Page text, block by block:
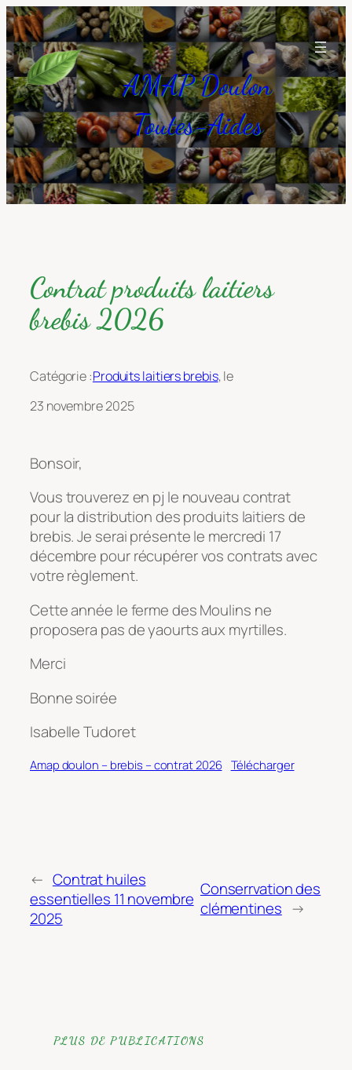
Aller
au
contenu
AMAP Doulon
Toutes-Aides
Contrat produits laitiers
brebis 2026
Catégorie :Produits laitiers brebis, le
23 novembre 2025
Bonsoir,
Vous trouverez en pj le nouveau contrat
pour la distribution des produits laitiers de
brebis. Je serai présente le mercredi 17
décembre pour récupérer vos contrats avec
votre règlement.
Cette année le ferme des Moulins ne
proposera pas de yaourts aux myrtilles.
Merci
Bonne soirée
Isabelle Tudoret
Amap doulon – brebis – contrat 2026 Télécharger
← Contrat huiles
essentielles 11 novembre
2025
Conserrvation des
clémentines →
PLUS DE PUBLICATIONS